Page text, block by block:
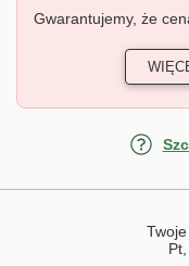
Gwarantujemy, że